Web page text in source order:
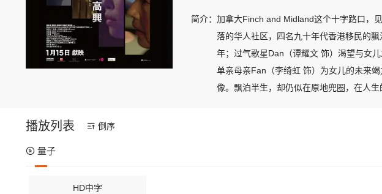
简介： 加拿大Finch and Midland这个十字路口，
落的华人社区，四名九十年代香港移民的
年；过气歌星Dan（谭耀文 饰）渴望与女
单亲母亲Fan（李绮虹 饰）为女儿的未来
像。飘泊半生，却仍似在原地兜圈，在人
播放列表 倒序
量子
HD中字